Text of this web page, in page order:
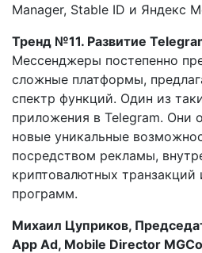
Manager, Stable ID и Яндекс
Тренд №11. Развитие
Мессенджеры постепенно
сложные платформы,
спектр функций. Один из
приложения в Telegram. Они
новые уникальные
посредством рекламы,
криптовалютных транзакций
программ.
Михаил Цуприков,
App Ad, Mobile Director